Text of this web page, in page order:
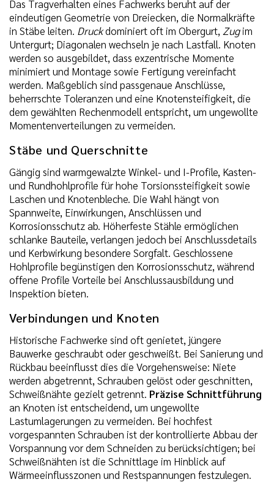
Das Tragverhalten eines Fachwerks beruht auf der
eindeutigen Geometrie von Dreiecken, die Normalkräfte
in Stäbe leiten. Druckdominiert oft im Obergurt, Zugim
Untergurt; Diagonalen wechseln je nach Lastfall. Knoten
werden so ausgebildet, dass exzentrische Momente
minimiert und Montage sowie Fertigung vereinfacht
werden. Maßgeblich sind passgenaue Anschlüsse,
beherrschte Toleranzen und eine Knotensteifigkeit, die
dem gewählten Rechenmodell entspricht, um ungewollte
Momentenverteilungen zu vermeiden.
Stäbe und Querschnitte
Gängig sind warmgewalzte Winkel- und I-Profile, Kasten-
und Rundhohlprofile für hohe Torsionssteifigkeit sowie
Laschen und Knotenbleche. Die Wahl hängt von
Spannweite, Einwirkungen, Anschlüssen und
Korrosionsschutz ab. Höherfeste Stähle ermöglichen
schlanke Bauteile, verlangen jedoch bei Anschlussdetails
und Kerbwirkung besondere Sorgfalt. Geschlossene
Hohlprofile begünstigen den Korrosionsschutz, während
offene Profile Vorteile bei Anschlussausbildung und
Inspektion bieten.
Verbindungen und Knoten
Historische Fachwerke sind oft genietet, jüngere
Bauwerke geschraubt oder geschweißt. Bei Sanierung und
Rückbau beeinflusst dies die Vorgehensweise: Niete
werden abgetrennt, Schrauben gelöst oder geschnitten,
Schweißnähte gezielt getrennt. Präzise Schnittführung
an Knoten ist entscheidend, um ungewollte
Lastumlagerungen zu vermeiden. Bei hochfest
vorgespannten Schrauben ist der kontrollierte Abbau der
Vorspannung vor dem Schneiden zu berücksichtigen; bei
Schweißnähten ist die Schnittlage im Hinblick auf
Wärmeeinflusszonen und Restspannungen festzulegen.